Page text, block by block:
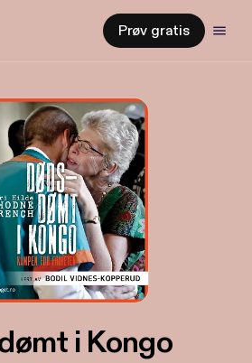
Prøv gratis
i Kongo